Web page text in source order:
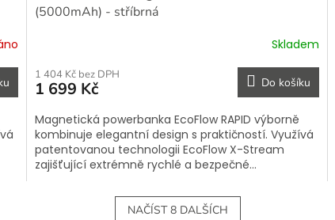
(5000mAh) - stříbrná
Skladem
1 404 Kč bez DPH
1 699 Kč Do košíku
Magnetická powerbanka EcoFlow RAPID výborně
kombinuje elegantní design s praktičností. Využívá
patentovanou technologii EcoFlow X-Stream
zajišťující extrémně rychlé a bezpečné...
NAČÍST 8 DALŠÍCH